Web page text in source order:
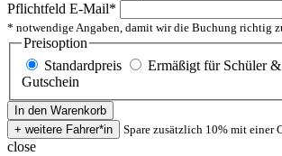
Pflichtfeld E-Mail*
* notwendige Angaben, damit wir die Buchung richtig
Preisoption
Standardpreis
Ermäßigt für Schüler
Gutschein
Spare zusätzlich 10% mit einer
close